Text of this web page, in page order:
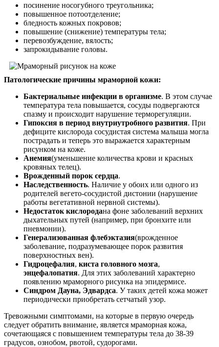
посинение носогубного треугольника;
повышенное потоотделение;
бледность кожных покровов;
повышение (снижение) температуры тела;
перевозбуждение, вялость;
запрокидывание головы.
Патологические причины мраморной кожи:
Бактериальные инфекции в организме. В этом случае
температура тела повышается, сосуды подвергаются
спазму и происходит нарушение терморегуляции.
Гипоксия в период внутриутробного развития. При
дефиците кислорода сосудистая система малыша могла
пострадать и теперь это выражается характерным
рисунком на коже.
Анемия(уменьшение количества крови и красных
кровяных телец).
Врожденный порок сердца.
Наследственность. Наличие у обоих или одного из
родителей вегето-сосудистой дистонии (нарушение
работы вегетативной нервной системы).
Недостаток кислородана фоне заболеваний верхних
дыхательных путей (например, при бронхите или
пневмонии).
Генерализованная флебэктазия(врожденное
заболевание, подразумевающее порок развития
поверхностных вен).
Гидроцефалия, киста головного мозга,
энцефалопатия. Для этих заболеваний характерно
появлению мраморного рисунка на эпидермисе.
Синдром Дауна, Эдвардса. У таких детей кожа может
периодически приобретать сетчатый узор.
Тревожными симптомами, на которые в первую очередь
следует обратить внимание, является мраморная кожа,
сочетающаяся с повышением температуры тела до 38-39
градусов, ознобом, рвотой, судорогами.